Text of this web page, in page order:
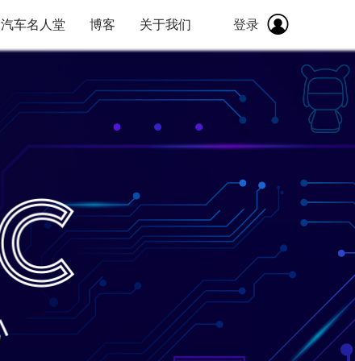
汽车名人堂 博客 关于我们 登录